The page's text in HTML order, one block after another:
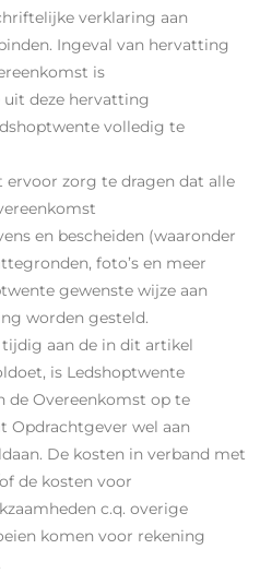
verklaring aan
Ingeval van hervatting
is
deze hervatting
volledig te
zorg te dragen dat alle
en bescheiden (waaronder
foto’s en meer
gewenste wijze aan
worden gesteld.
aan de in dit artikel
is Ledshoptwente
de Overeenkomst op te
wel aan
De kosten in verband met
de kosten voor
c.q. overige
komen voor rekening